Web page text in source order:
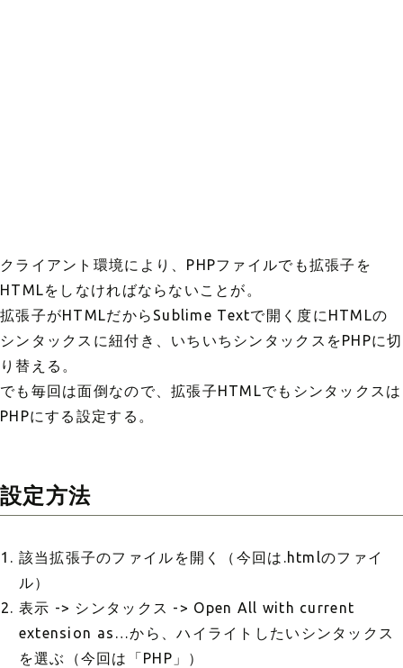
クライアント環境により、PHPファイルでも拡張子を
HTMLをしなければならないことが。
拡張子がHTMLだからSublime Textで開く度にHTMLの
シンタックスに紐付き、いちいちシンタックスをPHPに切
り替える。
でも毎回は面倒なので、拡張子HTMLでもシンタックスは
PHPにする設定する。
設定方法
該当拡張子のファイルを開く（今回は.htmlのファイ
ル）
表示 -> シンタックス -> Open All with current
extension as…から、ハイライトしたいシンタックス
を選ぶ（今回は「PHP」）